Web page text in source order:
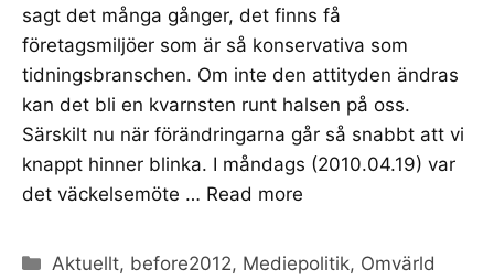
sagt det många gånger, det finns få
företagsmiljöer som är så konservativa som
tidningsbranschen. Om inte den attityden ändras
kan det bli en kvarnsten runt halsen på oss.
Särskilt nu när förändringarna går så snabbt att vi
knappt hinner blinka. I måndags (2010.04.19) var
det väckelsemöte … Read more
Categories
Aktuellt, before2012, Mediepolitik, Omvärld